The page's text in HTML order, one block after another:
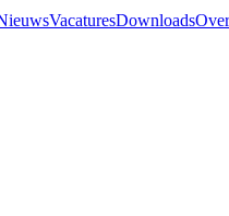
VacaturesDownloadsOver